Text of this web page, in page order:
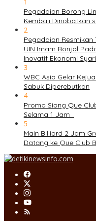
Pegadaian Borong
Kembali Dinobatkan
2
Pegadaian Resmikan
UIN Imam Bonjol
Inovatif Ekonomi
3
WBC Asia Gelar
Sabuk Diperebutkan
4
Promo Siang Que
Selama 1 Jam
5
Main Billiard 2 Jam
Datang ke Que Club